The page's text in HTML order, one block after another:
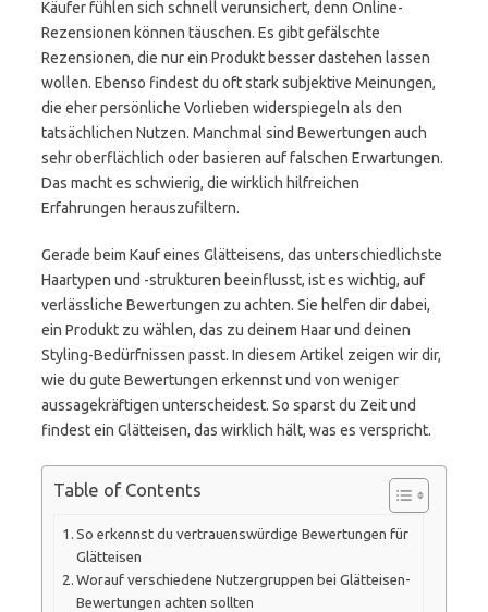
Käufer fühlen sich schnell verunsichert, denn Online-
Rezensionen können täuschen. Es gibt gefälschte
Rezensionen, die nur ein Produkt besser dastehen lassen
wollen. Ebenso findest du oft stark subjektive Meinungen,
die eher persönliche Vorlieben widerspiegeln als den
tatsächlichen Nutzen. Manchmal sind Bewertungen auch
sehr oberflächlich oder basieren auf falschen Erwartungen.
Das macht es schwierig, die wirklich hilfreichen
Erfahrungen herauszufiltern.
Gerade beim Kauf eines Glätteisens, das unterschiedlichste
Haartypen und -strukturen beeinflusst, ist es wichtig, auf
verlässliche Bewertungen zu achten. Sie helfen dir dabei,
ein Produkt zu wählen, das zu deinem Haar und deinen
Styling-Bedürfnissen passt. In diesem Artikel zeigen wir dir,
wie du gute Bewertungen erkennst und von weniger
aussagekräftigen unterscheidest. So sparst du Zeit und
findest ein Glätteisen, das wirklich hält, was es verspricht.
Table of Contents
So erkennst du vertrauenswürdige Bewertungen für
Glätteisen
Worauf verschiedene Nutzergruppen bei Glätteisen-
Bewertungen achten sollten